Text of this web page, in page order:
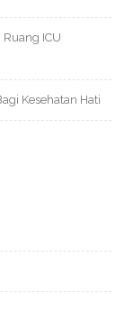
ICU
Kesehatan Hati